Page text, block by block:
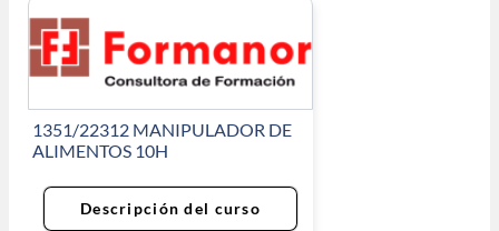
1351/22312 MANIPULADOR DE
ALIMENTOS 10H
Descripción del curso